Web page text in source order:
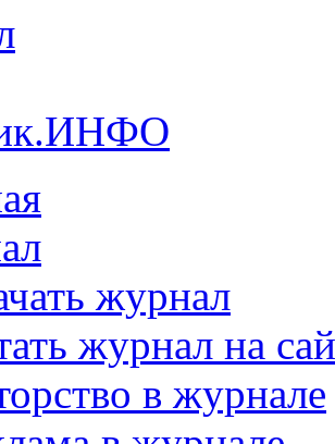
журнал
журнал на
в журнале